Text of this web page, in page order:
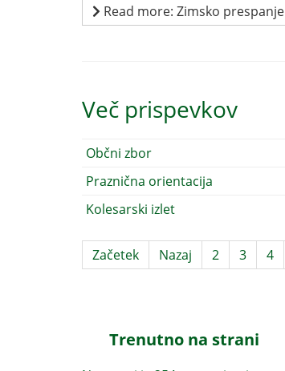
Read more: Zimsko prespanje
Več prispevkov
Občni zbor
Praznična orientacija
Kolesarski izlet
Začetek Nazaj 2 3 4
Trenutno na strani